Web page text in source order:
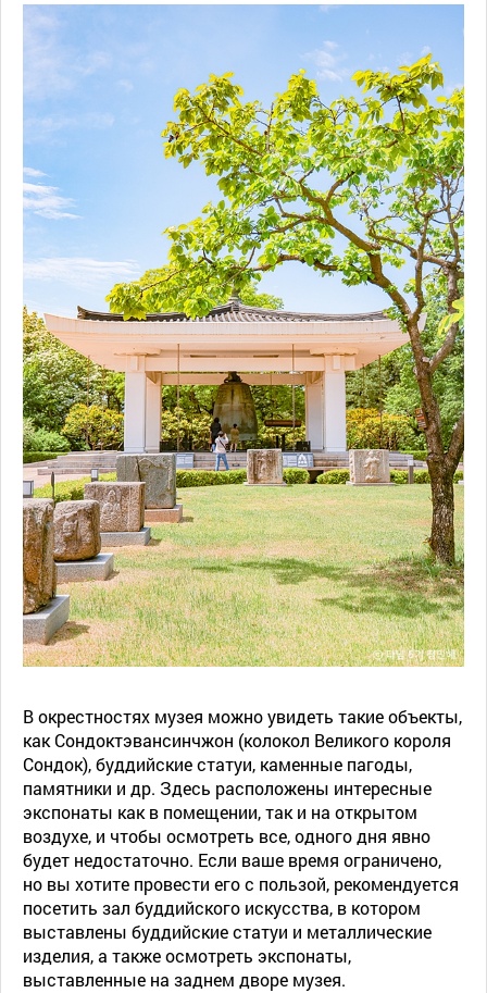
В окрестностях музея можно увидеть такие объекты,
как Сондоктэвансинчжон (колокол Великого короля
Сондок), буддийские статуи, каменные пагоды,
памятники и др. Здесь расположены интересные
экспонаты как в помещении, так и на открытом
воздухе, и чтобы осмотреть все, одного дня явно
будет недостаточно. Если ваше время ограничено,
но вы хотите провести его с пользой, рекомендуется
посетить зал буддийского искусства, в котором
выставлены буддийские статуи и металлические
изделия, а также осмотреть экспонаты,
выставленные на заднем дворе музея.